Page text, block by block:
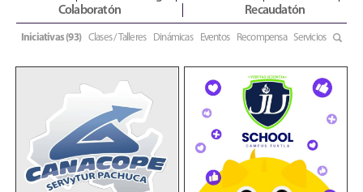
Colaboratón
Recaudatón
Iniciativas (93) Clases / Talleres Dinámicas Eventos Recompensa Servicios